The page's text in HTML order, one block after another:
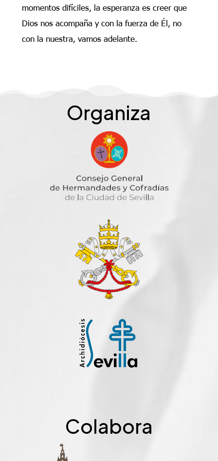
momentos difíciles, la esperanza es creer que
Dios nos acompaña y con la fuerza de Él, no
con la nuestra, vamos adelante.
Organiza
Colabora